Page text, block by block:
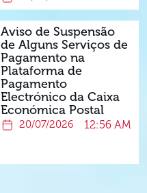
Aviso de Suspensão
de Alguns Serviços de
Pagamento na
Plataforma de
Pagamento
Electrónico da Caixa
Económica Postal
20/07/2026 12:56 AM